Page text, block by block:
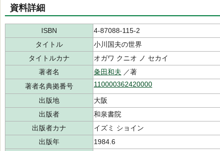
資料詳細
ISBN
4-87088-115-2
タイトル
小川国夫の世界
タイトルカナ
オガワ クニオ ノ セカイ
著者名
粂田和夫 ／著
著者名典拠番号
110000362420000
出版地
大阪
出版者
和泉書院
出版者カナ
イズミ ショイン
出版年
1984.6